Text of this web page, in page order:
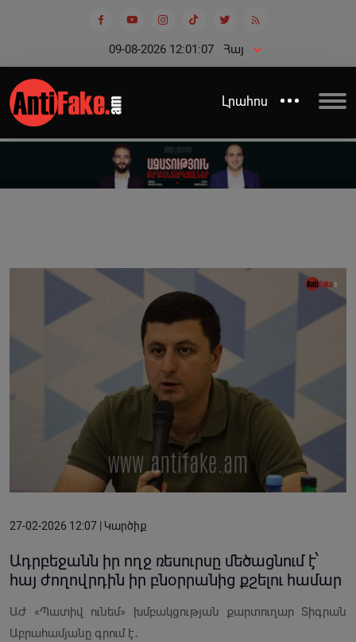
09-08-2026 12:01:07 Հայ
Լրահոս
27-02-2026 12:07 | Կարծիք
Ադրբեջանն իր ողջ ռեսուրսը մեծացնում է՝
հայ ժողովրդին իր բնօրրանից քշելու համար
ԱԺ «Պատիվ ունեմ» խմբակցության քարտուղար Տիգրան
Աբրահամյանը գրում է․